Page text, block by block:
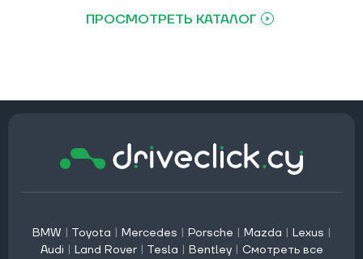
ПРОСМОТРЕТЬ КАТАЛОГ
BMW | Toyota | Mercedes | Porsche | Mazda | Lexus |
Audi | Land Rover | Tesla | Bentley | Смотреть все